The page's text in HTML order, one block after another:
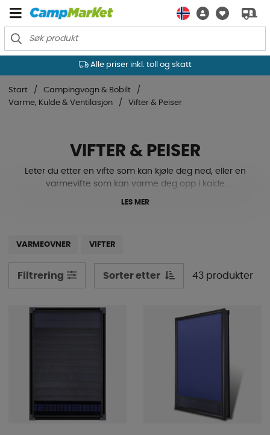
Alle priser inkl. toll og skatt
Start
Campingvogn & Bobilt
Varme, Kulde & Ventilasjon
Vifter & Peiser
VIFTER & PEISER
Leter du etter en vifte som kan kjøle deg ned, eller en
varmevifte som kan varme deg opp i kalde
LES MER
VARMEOVNER VIFTER
Filtrering Sorter etter 43 produkter